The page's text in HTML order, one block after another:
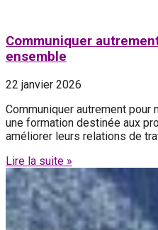
Communiquer
ensemble
22 janvier 2026
Communiquer autrement
une formation destinée aux
améliorer leurs relations de
Lire la suite »